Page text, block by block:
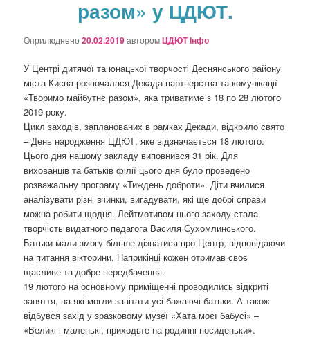
о
з
п
а
разом» у ЦДЮТ.
Оприлюднено20.02.2019авторомЦДЮТ Інфо
У Центрі дитячої та юнацької творчості Деснянського району
міста Києва розпочалася Декада партнерства та комунікації
«Творимо майбутнє разом», яка триватиме з 18 по 28 лютого
2019 року.
Цикл заходів, запланованих в рамках Декади, відкрило свято
– День народження ЦДЮТ, яке відзначається 18 лютого.
Цього дня нашому закладу виповнився 31 рік. Для
вихованців та батьків філії цього дня було проведено
розважальну програму «Тиждень доброти». Діти вчилися
аналізувати різні вчинки, вигадувати, які ще добрі справи
можна робити щодня. Лейтмотивом цього заходу стала
творчість видатного педагога Василя Сухомлинського.
Батьки мали змогу більше дізнатися про Центр, відповідаючи
на питання вікторини. Наприкінці кожен отримав своє
щасливе та добре передбачення.
19 лютого на основному приміщенні проводились відкриті
заняття, на які могли завітати усі бажаючі батьки. А також
відбувся захід у зразковому музеї «Хата моєї бабусі» –
«Великі і маленькі, приходьте на родинні посиденьки».